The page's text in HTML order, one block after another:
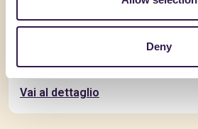
Deny
Filo Raytent 1/8,2 Nm
Vai al dettaglio